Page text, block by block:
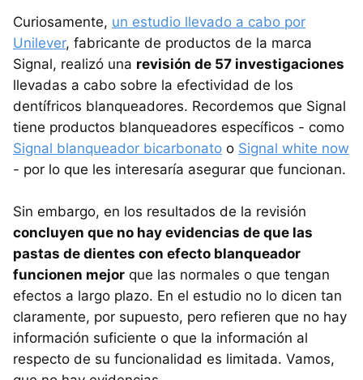
Curiosamente, un estudio llevado a cabo por
Unilever, fabricante de productos de la marca
Signal, realizó una revisión de 57 investigaciones
llevadas a cabo sobre la efectividad de los
dentífricos blanqueadores. Recordemos que Signal
tiene productos blanqueadores específicos - como
Signal blanqueador bicarbonato o Signal white now
- por lo que les interesaría asegurar que funcionan.
Sin embargo, en los resultados de la revisión
concluyen que no hay evidencias de que las
pastas de dientes con efecto blanqueador
funcionen mejor que las normales o que tengan
efectos a largo plazo. En el estudio no lo dicen tan
claramente, por supuesto, pero refieren que no hay
información suficiente o que la información al
respecto de su funcionalidad es limitada. Vamos,